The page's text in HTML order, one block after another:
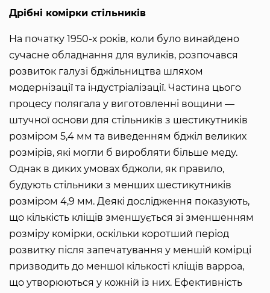
Дрібні комірки стільників
На початку 1950-х років, коли було винайдено
сучасне обладнання для вуликів, розпочався
розвиток галузі бджільництва шляхом
модернізації та індустріалізації. Частина цього
процесу полягала у виготовленні вощини ―
штучної основи для стільників з шестикутників
розміром 5,4 мм та виведенням бджіл великих
розмірів, які могли б виробляти більше меду.
Однак в диких умовах бджоли, як правило,
будують стільники з менших шестикутників
розміром 4,9 мм. Деякі дослідження показують,
що кількість кліщів зменшується зі зменшенням
розміру комірки, оскільки коротший період
розвитку після запечатування у меншій комірці
призводить до меншої кількості кліщів варроа,
що утворюються у кожній із них. Ефективність